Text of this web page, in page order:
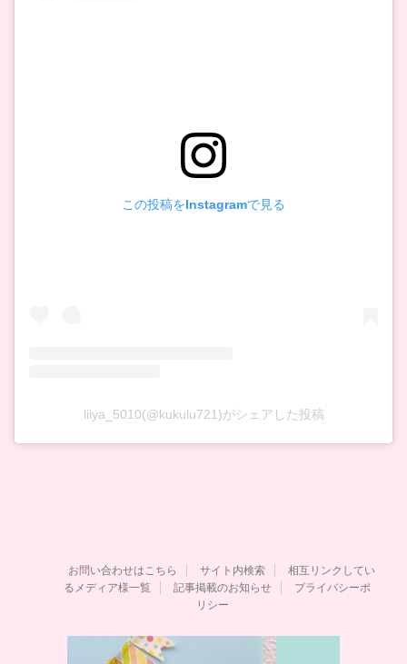
この投稿をInstagramで見る
liiya_5010(@kukulu721)がシェアした投稿
お問い合わせはこちら サイト内検索
相互リンクしてい
るメディア様一覧
記事掲載のお知らせ
プライバシーポ
リシー